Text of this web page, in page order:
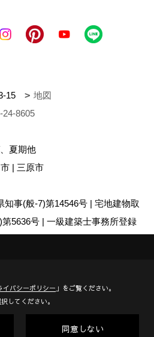
15
地図
24-8605
夏期他
| 三原市
事(般-7)第14546号 | 宅地建物取
5636号 | 一級建築士事務所登録
Reserved.
イバシーポリシー 」をご覧ください。
してください。
同意しない